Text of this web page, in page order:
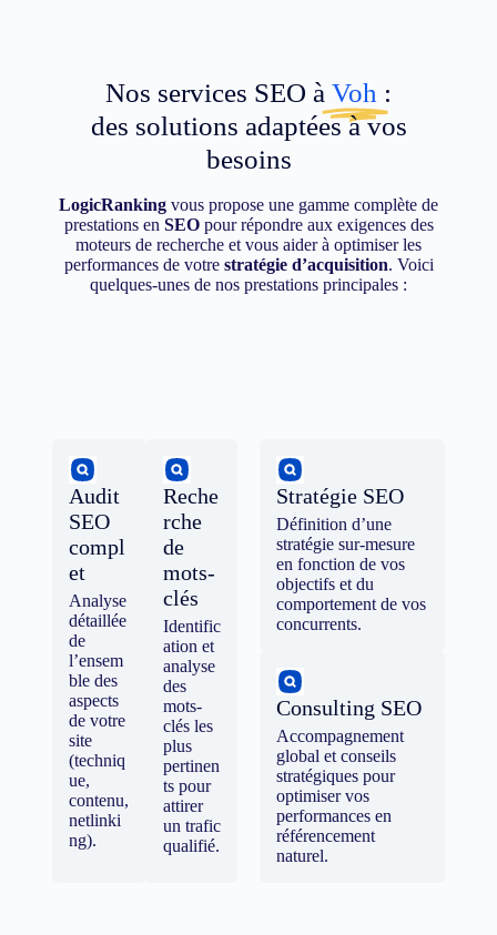
Nos services SEO à Voh :
des solutions adaptées à vos
besoins
LogicRanking vous propose une gamme complète de
prestations en SEOpour répondre aux exigences des
moteurs de recherche et vous aider à optimiser les
performances de votre stratégie d’acquisition. Voici
quelques-unes de nos prestations principales :
Audit
SEO
compl
et
Analyse
détaillée
de
l’ensem
ble des
aspects
de votre
site
(techniq
ue,
contenu,
netlinki
ng).
Reche
rche
de
mots-
clés
Identific
ation et
analyse
des
mots-
clés les
plus
pertinen
ts pour
attirer
un trafic
qualifié.
Stratégie SEO
Définition d’une
stratégie sur-mesure
en fonction de vos
objectifs et du
comportement de vos
concurrents.
Consulting SEO
Accompagnement
global et conseils
stratégiques pour
optimiser vos
performances en
référencement
naturel.